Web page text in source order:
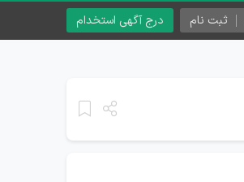
درج آگهی استخدام ثبت نام